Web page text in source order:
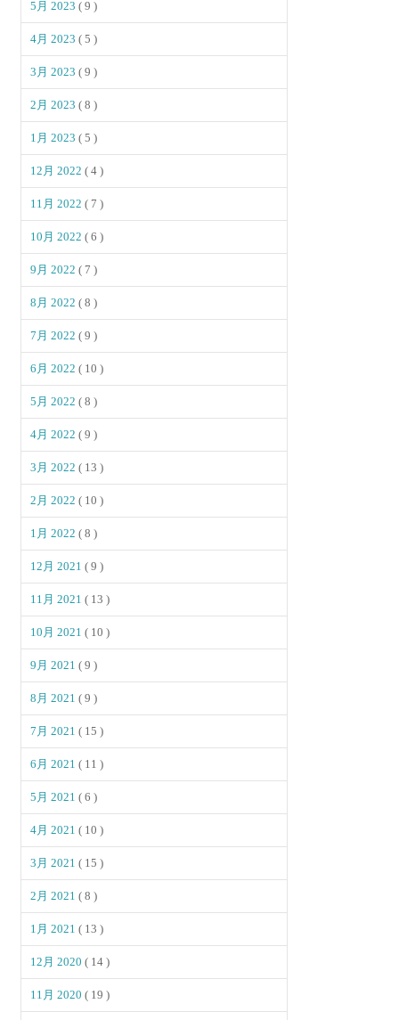
5月 2023( 9 )
4月 2023( 5 )
3月 2023( 9 )
2月 2023( 8 )
1月 2023( 5 )
12月 2022( 4 )
11月 2022( 7 )
10月 2022( 6 )
9月 2022( 7 )
8月 2022( 8 )
7月 2022( 9 )
6月 2022( 10 )
5月 2022( 8 )
4月 2022( 9 )
3月 2022( 13 )
2月 2022( 10 )
1月 2022( 8 )
12月 2021( 9 )
11月 2021( 13 )
10月 2021( 10 )
9月 2021( 9 )
8月 2021( 9 )
7月 2021( 15 )
6月 2021( 11 )
5月 2021( 6 )
4月 2021( 10 )
3月 2021( 15 )
2月 2021( 8 )
1月 2021( 13 )
12月 2020( 14 )
11月 2020( 19 )